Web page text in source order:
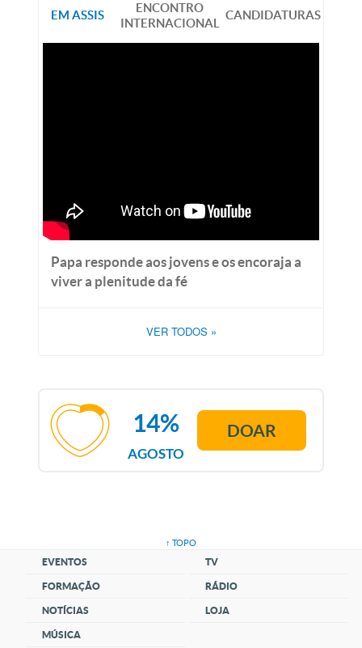
EM ASSIS
ENCONTRO
INTERNACIONAL
CANDIDATURAS
Papa responde aos jovens e os encoraja a
viver a plenitude da fé
VER TODOS »
AGOSTO
14% DOAR
↑ TOPO
EVENTOS
FORMAÇÃO
NOTÍCIAS
MÚSICA
TV
RÁDIO
LOJA